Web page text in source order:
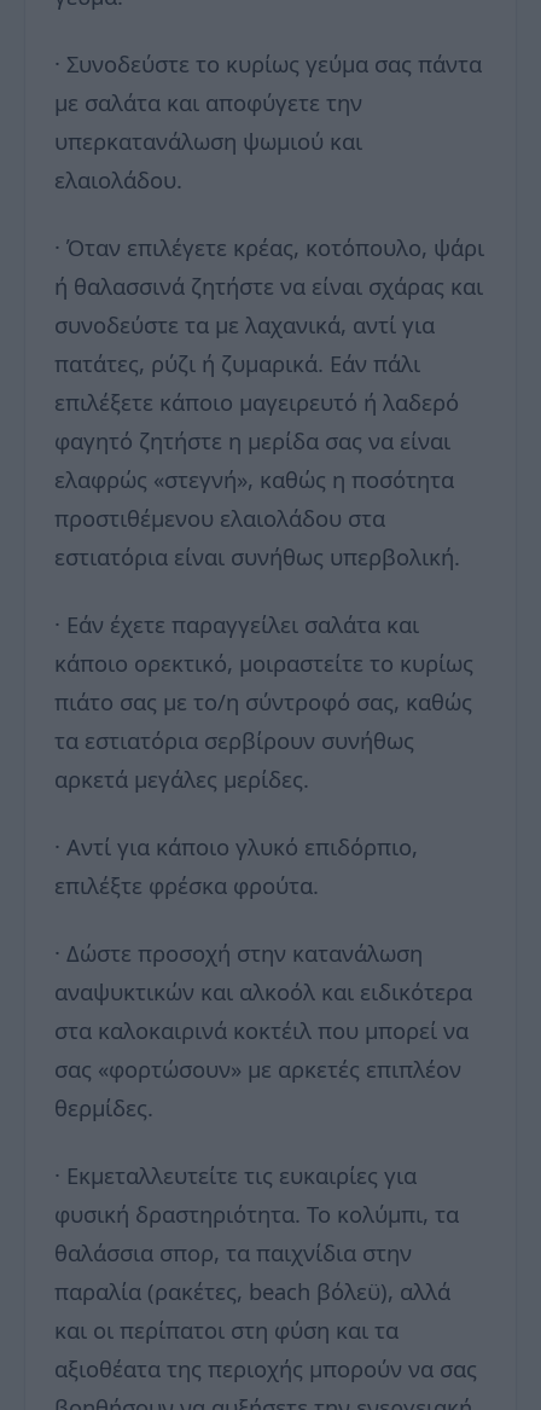
· Συνοδεύστε το κυρίως γεύμα σας πάντα
με σαλάτα και αποφύγετε την
υπερκατανάλωση ψωμιού και
ελαιολάδου.
· Όταν επιλέγετε κρέας, κοτόπουλο, ψάρι
ή θαλασσινά ζητήστε να είναι σχάρας και
συνοδεύστε τα με λαχανικά, αντί για
πατάτες, ρύζι ή ζυμαρικά. Εάν πάλι
επιλέξετε κάποιο μαγειρευτό ή λαδερό
φαγητό ζητήστε η μερίδα σας να είναι
ελαφρώς «στεγνή», καθώς η ποσότητα
προστιθέμενου ελαιολάδου στα
εστιατόρια είναι συνήθως υπερβολική.
· Εάν έχετε παραγγείλει σαλάτα και
κάποιο ορεκτικό, μοιραστείτε το κυρίως
πιάτο σας με το/η σύντροφό σας, καθώς
τα εστιατόρια σερβίρουν συνήθως
αρκετά μεγάλες μερίδες.
· Αντί για κάποιο γλυκό επιδόρπιο,
επιλέξτε φρέσκα φρούτα.
· Δώστε προσοχή στην κατανάλωση
αναψυκτικών και αλκοόλ και ειδικότερα
στα καλοκαιρινά κοκτέιλ που μπορεί να
σας «φορτώσουν» με αρκετές επιπλέον
θερμίδες.
· Εκμεταλλευτείτε τις ευκαιρίες για
φυσική δραστηριότητα. Το κολύμπι, τα
θαλάσσια σπορ, τα παιχνίδια στην
παραλία (ρακέτες, beach βόλεϋ), αλλά
και οι περίπατοι στη φύση και τα
αξιοθέατα της περιοχής μπορούν να σας